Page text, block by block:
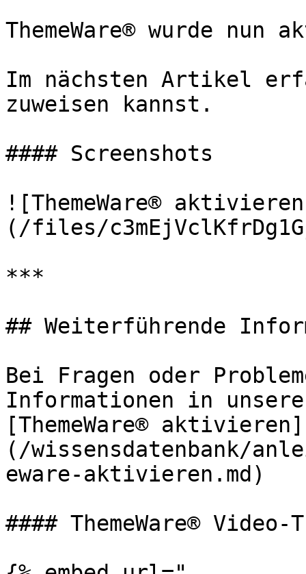
ThemeWare® wurde
Im nächsten Artikel
zuweisen kannst.
#### Screenshots
![ThemeWare®
(/files/
***
## Weiterführende
Bei Fragen oder
Informationen in
[ThemeWare® aktivieren]
(/wissensdatenbank/
eware-aktivieren.md)
#### ThemeWare®